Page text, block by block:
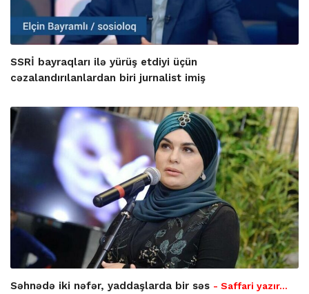
SSRİ bayraqları ilə yürüş etdiyi üçün
cəzalandırılanlardan biri jurnalist imiş
Səhnədə iki nəfər, yaddaşlarda bir səs - Saffari yazır…